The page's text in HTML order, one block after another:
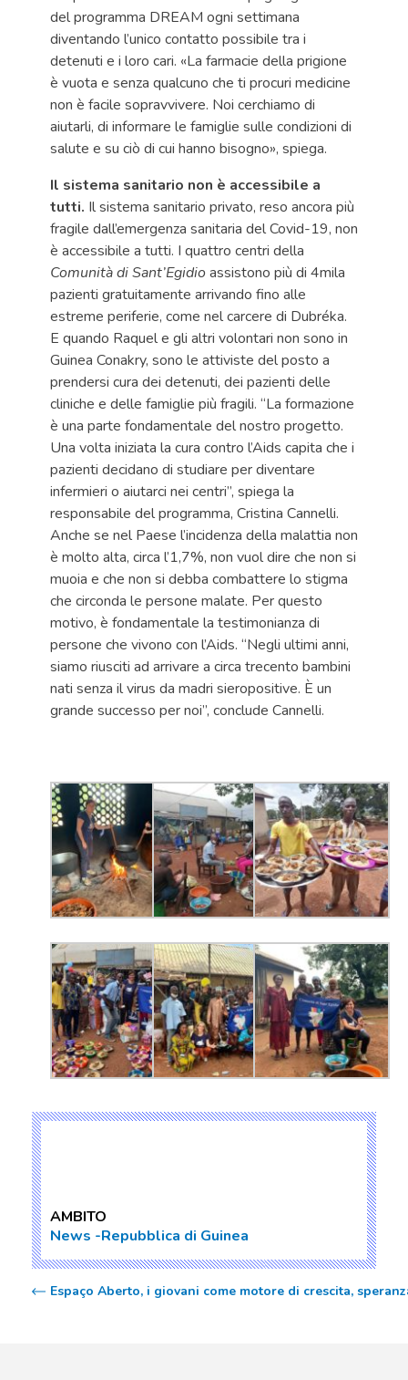
del programma DREAM ogni settimana
diventando l’unico contatto possibile tra i
detenuti e i loro cari. «La farmacie della prigione
è vuota e senza qualcuno che ti procuri medicine
non è facile sopravvivere. Noi cerchiamo di
aiutarli, di informare le famiglie sulle condizioni di
salute e su ciò di cui hanno bisogno», spiega.
Il sistema sanitario non è accessibile a
tutti. Il sistema sanitario privato, reso ancora più
fragile dall’emergenza sanitaria del Covid-19, non
è accessibile a tutti. I quattro centri della
Comunità di Sant’Egidioassistono più di 4mila
pazienti gratuitamente arrivando fino alle
estreme periferie, come nel carcere di Dubréka.
E quando Raquel e gli altri volontari non sono in
Guinea Conakry, sono le attiviste del posto a
prendersi cura dei detenuti, dei pazienti delle
cliniche e delle famiglie più fragili. “La formazione
è una parte fondamentale del nostro progetto.
Una volta iniziata la cura contro l’Aids capita che i
pazienti decidano di studiare per diventare
infermieri o aiutarci nei centri”, spiega la
responsabile del programma, Cristina Cannelli.
Anche se nel Paese l’incidenza della malattia non
è molto alta, circa l’1,7%, non vuol dire che non si
muoia e che non si debba combattere lo stigma
che circonda le persone malate. Per questo
motivo, è fondamentale la testimonianza di
persone che vivono con l’Aids. “Negli ultimi anni,
siamo riusciti ad arrivare a circa trecento bambini
nati senza il virus da madri sieropositive. È un
grande successo per noi”, conclude Cannelli.
AMBITO
News Repubblica di Guinea
Espaço Aberto, i giovani come motore di crescita,